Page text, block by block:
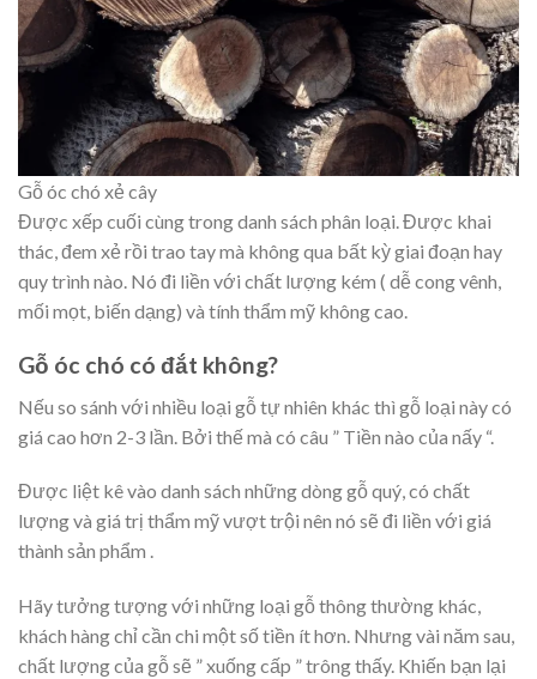
Gỗ óc chó xẻ cây
Được xếp cuối cùng trong danh sách phân loại. Được khai
thác, đem xẻ rồi trao tay mà không qua bất kỳ giai đoạn hay
quy trình nào. Nó đi liền với chất lượng kém ( dễ cong vênh,
mối mọt, biến dạng) và tính thẩm mỹ không cao.
Gỗ óc chó có đắt không?
Nếu so sánh với nhiều loại gỗ tự nhiên khác thì gỗ loại này có
giá cao hơn 2-3 lần. Bởi thế mà có câu ” Tiền nào của nấy “.
Được liệt kê vào danh sách những dòng gỗ quý, có chất
lượng và giá trị thẩm mỹ vượt trội nên nó sẽ đi liền với giá
thành sản phẩm .
Hãy tưởng tượng với những loại gỗ thông thường khác,
khách hàng chỉ cần chi một số tiền ít hơn. Nhưng vài năm sau,
chất lượng của gỗ sẽ ” xuống cấp ” trông thấy. Khiến bạn lại